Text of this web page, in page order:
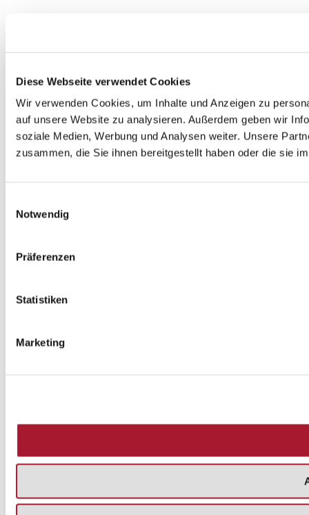
Diese Webseite verwendet Cookies
Wir verwenden Cookies, um Inhalte und Anzeigen zu
auf unsere Website zu analysieren. Außerdem geben wir
soziale Medien, Werbung und Analysen weiter. Unsere
zusammen, die Sie ihnen bereitgestellt haben oder die sie
Notwendig
Präferenzen
Statistiken
Marketing